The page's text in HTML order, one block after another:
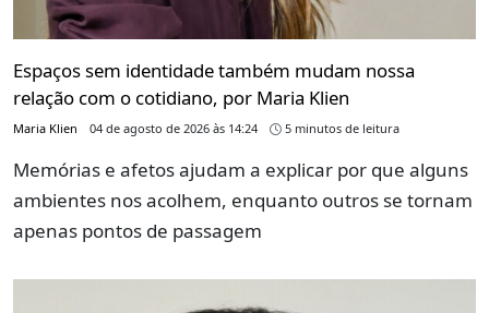
Espaços sem identidade também mudam nossa
relação com o cotidiano, por Maria Klien
Maria Klien 04 de agosto de 2026 às 14:24 5 minutos de leitura
Memórias e afetos ajudam a explicar por que alguns
ambientes nos acolhem, enquanto outros se tornam
apenas pontos de passagem